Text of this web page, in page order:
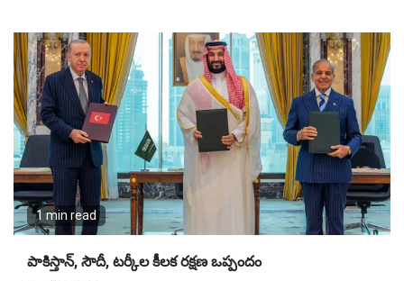
1 min read
పాకిస్తాన్, సౌదీ, టర్కీల కీలక రక్షణ ఒప్పందం